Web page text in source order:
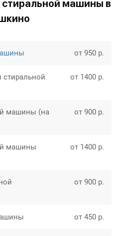
машины в
от 950 р.
стиральной
от 1400 р.
машины (на
от 900 р.
машины
от 1400 р.
от 900 р.
от 450 р.